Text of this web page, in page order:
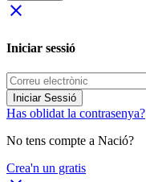
close
Iniciar sessió
Iniciar Sessió
Has oblidat la contrasenya?
No tens compte a Nació?
Crea'n un gratis